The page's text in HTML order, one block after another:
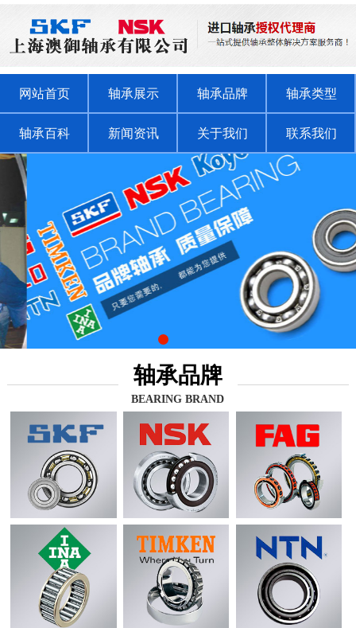
网站首页 轴承展示 轴承品牌 轴承类型
轴承百科 新闻资讯 关于我们 联系我们
轴承品牌
BEARING BRAND